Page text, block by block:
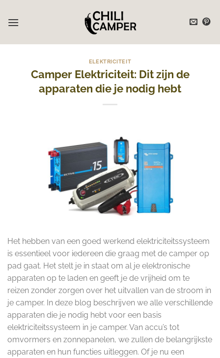
naar
ELEKTRICITEIT
Camper Elektriciteit: Dit zijn de
apparaten die je nodig hebt
Het hebben van een goed werkend elektriciteitssysteem
is essentieel voor iedereen die graag met de camper op
pad gaat. Het stelt je in staat om al je elektronische
apparaten op te laden en geeft je de vrijheid om te
reizen zonder zorgen over het uitvallen van de stroom in
je camper. In deze blog beschrijven we alle verschillende
apparaten die je nodig hebt voor een basis
elektriciteitssysteem in je camper. Van accu’s tot
omvormers en zonnepanelen, we zullen de belangrijkste
apparaten en hun functies uitleggen. Of je nu een